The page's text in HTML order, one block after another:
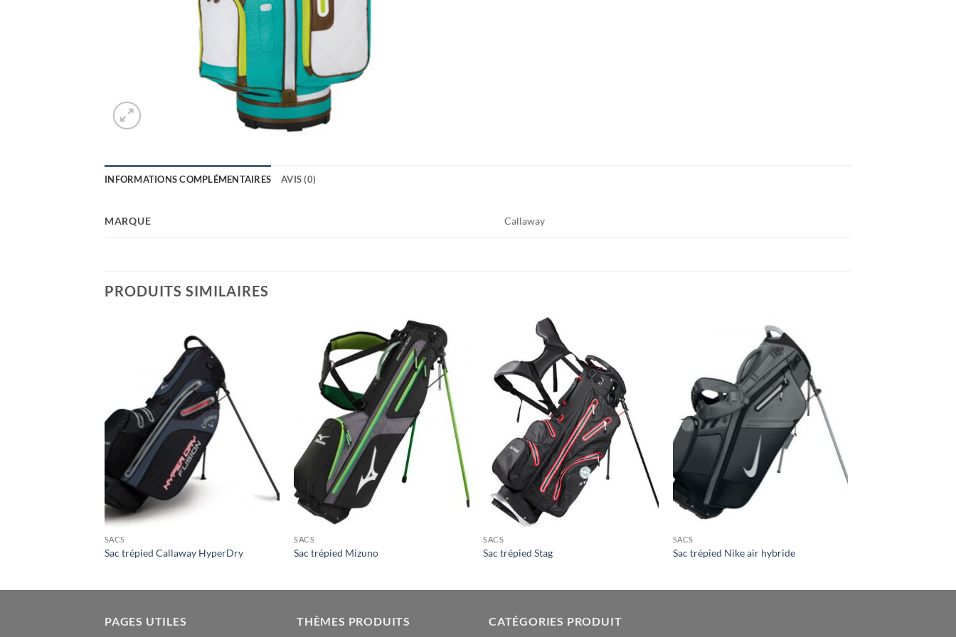
INFORMATIONS COMPLÉMENTAIRES AVIS (0)
MARQUE Callaway
PRODUITS SIMILAIRES
SACS
Sac trépied Callaway HyperDry
SACS
Sac trépied Mizuno
SACS
Sac trépied Stag
SACS
Sac trépied Nike air hybride
PAGES UTILES THÈMES PRODUITS CATÉGORIES PRODUIT